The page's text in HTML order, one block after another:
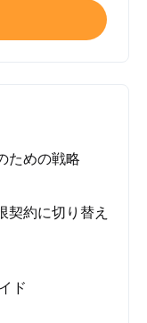
ための戦略
契約に切り替え
ド